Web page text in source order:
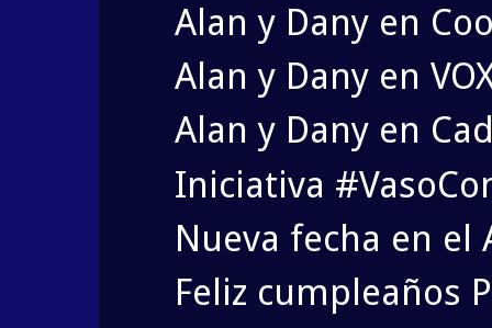
Alan y Dany en
Alan y Dany en
Alan y Dany en
Iniciativa
Nueva fecha en
Feliz cumpleaños